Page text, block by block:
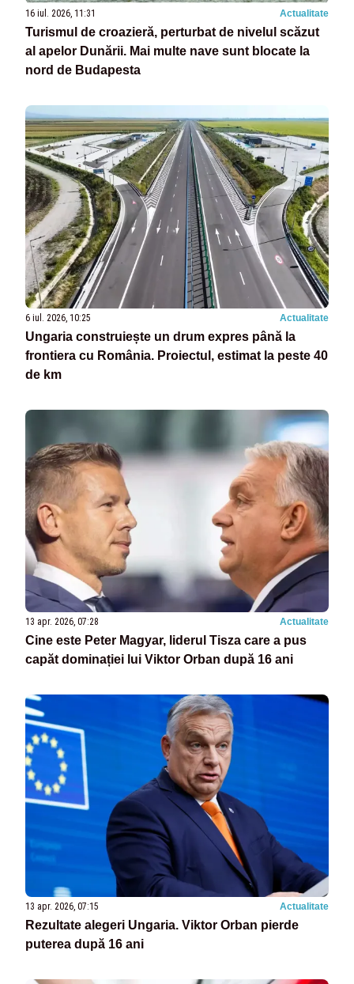
16 iul. 2026, 11:31 Actualitate
Turismul de croazieră, perturbat de nivelul scăzut
al apelor Dunării. Mai multe nave sunt blocate la
nord de Budapesta
6 iul. 2026, 10:25 Actualitate
Ungaria construiește un drum expres până la
frontiera cu România. Proiectul, estimat la peste 40
de km
13 apr. 2026, 07:28 Actualitate
Cine este Peter Magyar, liderul Tisza care a pus
capăt dominației lui Viktor Orban după 16 ani
13 apr. 2026, 07:15 Actualitate
Rezultate alegeri Ungaria. Viktor Orban pierde
puterea după 16 ani